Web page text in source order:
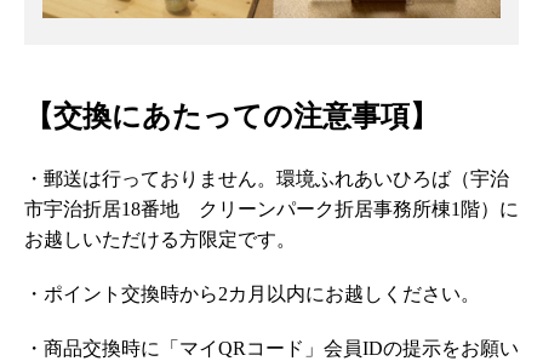
【交換にあたっての注意事項】
・郵送は行っておりません。環境ふれあいひろば（宇治
市宇治折居18番地 クリーンパーク折居事務所棟1階）に
お越しいただける方限定です。
・ポイント交換時から2カ月以内にお越しください。
・商品交換時に「マイQRコード」会員IDの提示をお願い